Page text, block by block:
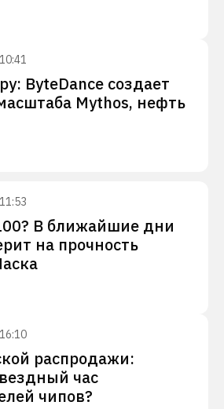
ByteDance создает
Mythos, нефть
В ближайшие дни
на прочность
распродажи:
час
чипов?